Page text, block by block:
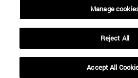
Configuración de cookies
Localizador de campus
Manage
Reject All
Accept All